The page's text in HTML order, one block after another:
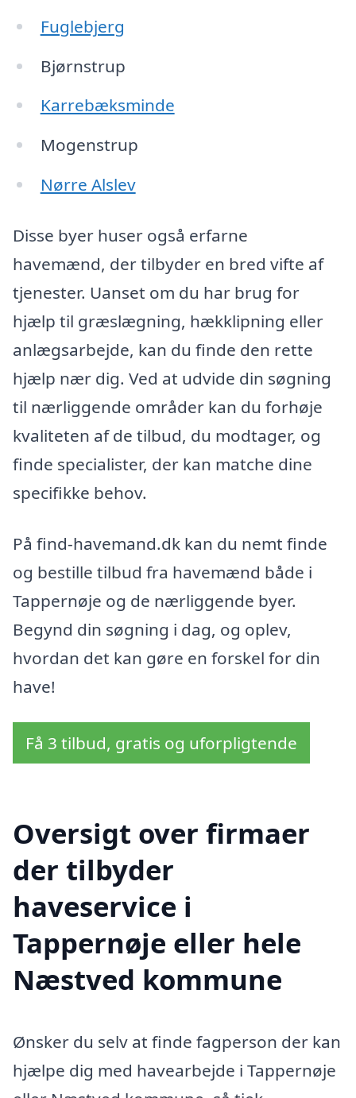
Fuglebjerg
Bjørnstrup
Karrebæksminde
Mogenstrup
Nørre Alslev
Disse byer huser også erfarne
havemænd, der tilbyder en bred vifte af
tjenester. Uanset om du har brug for
hjælp til græslægning, hækklipning eller
anlægsarbejde, kan du finde den rette
hjælp nær dig. Ved at udvide din søgning
til nærliggende områder kan du forhøje
kvaliteten af de tilbud, du modtager, og
finde specialister, der kan matche dine
specifikke behov.
På find-havemand.dk kan du nemt finde
og bestille tilbud fra havemænd både i
Tappernøje og de nærliggende byer.
Begynd din søgning i dag, og oplev,
hvordan det kan gøre en forskel for din
have!
Få 3 tilbud, gratis og uforpligtende
Oversigt over firmaer
der tilbyder
haveservice i
Tappernøje eller hele
Næstved kommune
Ønsker du selv at finde fagperson der kan
hjælpe dig med havearbejde i Tappernøje